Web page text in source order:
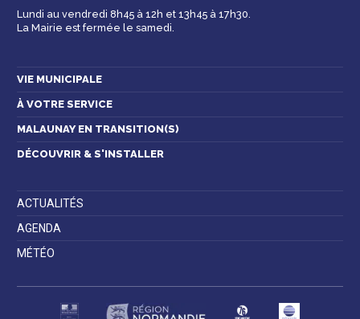
Lundi au vendredi 8h45 à 12h et 13h45 à 17h30.
La Mairie est fermée le samedi.
VIE MUNICIPALE
À VOTRE SERVICE
MALAUNAY EN TRANSITION(S)
DÉCOUVRIR & S'INSTALLER
ACTUALITÉS
AGENDA
MÉTÉO